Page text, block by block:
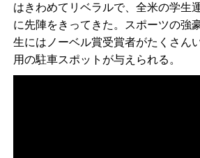
はきわめてリベラルで、全米の学生
に先陣をきってきた。スポーツの強
生にはノーベル賞受賞者がたくさん
用の駐車スポットが与えられる。